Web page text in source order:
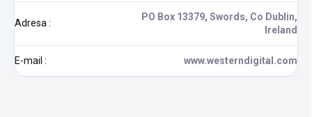
Adresa :
PO Box 13379, Swords, Co Dublin,
Ireland
E-mail : www.westerndigital.com